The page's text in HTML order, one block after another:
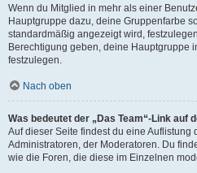
Wenn du Mitglied in mehr als einer
Hauptgruppe dazu, deine Gruppenfarbe
standardmäßig angezeigt wird,
Berechtigung geben, deine Hauptgruppe
festzulegen.
Nach oben
Was bedeutet der „Das Team“-Link auf
Auf dieser Seite findest du eine
Administratoren, der Moderatoren. Du
wie die Foren, die diese im Einzelnen